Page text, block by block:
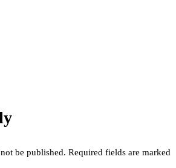
be published. Required fields are marked